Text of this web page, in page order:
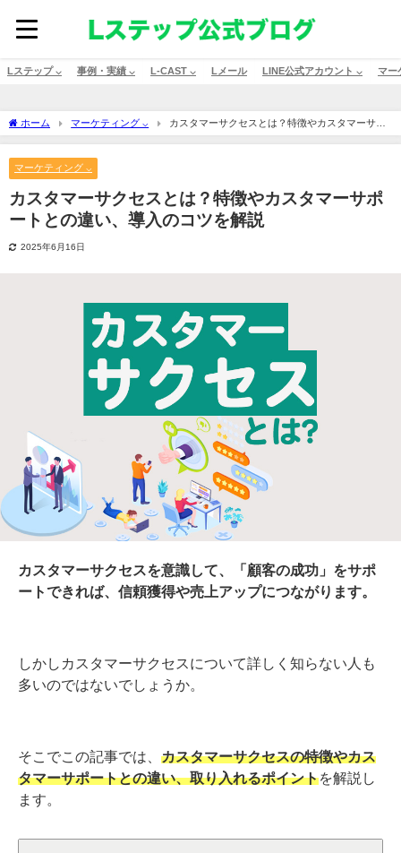
Lステップ ⌵ 事例・実績 ⌵ L-CAST ⌵ Lメール LINE公式アカウント ⌵ マー
ホーム マーケティング ⌵
カスタマーサクセスとは？特徴やカスタマーサポ
ートとの違い、導入のコツを解説
マーケティング ⌵
カスタマーサクセスとは？特徴やカスタマーサポ
ートとの違い、導入のコツを解説
2025年6月16日
カスタマーサクセスを意識して、「顧客の成功」をサポ
ートできれば、信頼獲得や売上アップにつながります。
しかしカスタマーサクセスについて詳しく知らない人も
多いのではないでしょうか。
そこでこの記事では、 カスタマーサクセスの特徴やカス
タマーサポートとの違い、取り入れるポイントを解説し
ます。